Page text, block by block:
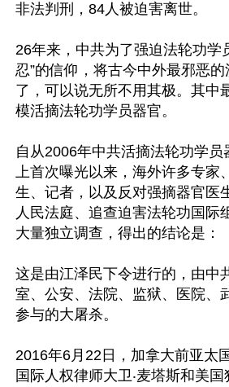
非法判刑，84人被迫害离世。
26年来，中共为了强迫法轮功学
忍”的信仰，将古今中外最邪恶
了，可以说无所不用其极。其中
模活摘法轮功学员器官。
自从2006年中共活摘法轮功学
上首次曝光以来，海外许多专家
生、记者，以及反对强摘器官医
人民法庭、追查迫害法轮功国际
大量独立调查，得出的结论是：
这是由江泽民下令进行的，由中
室、公安、法院、监狱、医院、
参与的大屠杀。
2016年6月22日，加拿大前亚太
国际人权律师大卫‧麦塔斯和美国